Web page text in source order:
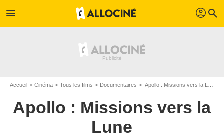
menu profil search
Accueil Cinéma Tous les films Documentaires Apollo : Missions vers la Lune de Tom Jennings (I)
Apollo : Missions vers la
Lune